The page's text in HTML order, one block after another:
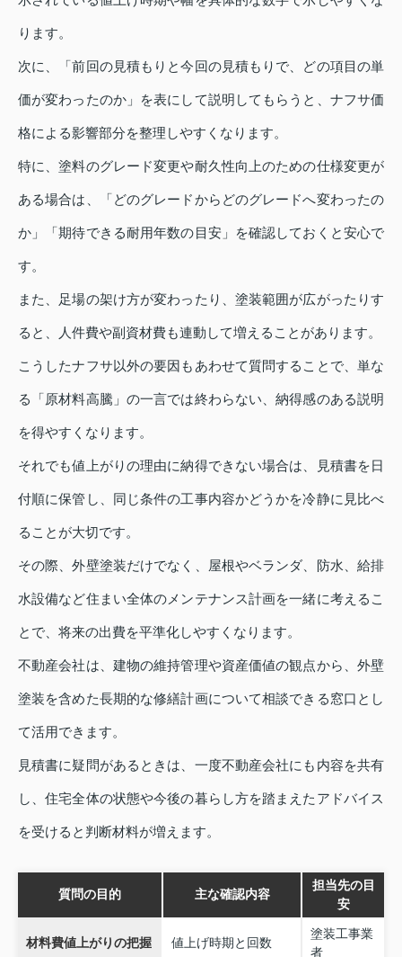
ります。
次に、「前回の見積もりと今回の見積もりで、どの項目の単
価が変わったのか」を表にして説明してもらうと、ナフサ価
格による影響部分を整理しやすくなります。
特に、塗料のグレード変更や耐久性向上のための仕様変更が
ある場合は、「どのグレードからどのグレードへ変わったの
か」「期待できる耐用年数の目安」を確認しておくと安心で
す。
また、足場の架け方が変わったり、塗装範囲が広がったりす
ると、人件費や副資材費も連動して増えることがあります。
こうしたナフサ以外の要因もあわせて質問することで、単な
る「原材料高騰」の一言では終わらない、納得感のある説明
を得やすくなります。
それでも値上がりの理由に納得できない場合は、見積書を日
付順に保管し、同じ条件の工事内容かどうかを冷静に見比べ
ることが大切です。
その際、外壁塗装だけでなく、屋根やベランダ、防水、給排
水設備など住まい全体のメンテナンス計画を一緒に考えるこ
とで、将来の出費を平準化しやすくなります。
不動産会社は、建物の維持管理や資産価値の観点から、外壁
塗装を含めた長期的な修繕計画について相談できる窓口とし
て活用できます。
見積書に疑問があるときは、一度不動産会社にも内容を共有
し、住宅全体の状態や今後の暮らし方を踏まえたアドバイス
を受けると判断材料が増えます。
質問の目的 主な確認内容
担当先の目
安
材料費値上がりの把握 値上げ時期と回数
塗装工事業
者